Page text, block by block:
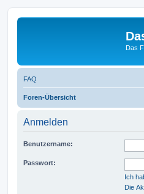
Das
FAQ
Foren-Übersicht
Anmelden
Benutzername:
Passwort:
Ich
Die